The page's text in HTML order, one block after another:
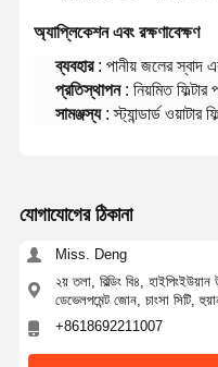
বাড়ি
অ্যাপ্লিকেশন এবং রক্ষণাবেক্ষণ
ব্যবহার : পানীয় জলের স্বাদ
প্রতিস্থাপন : নিয়মিত ফিল্টার
সামঞ্জস্য : স্ট্যান্ডার্ড ওয়াটার
যোগাযোগের ঠিকানা
Miss. Deng
২য় তলা, বিল্ডিং বি৪,
ডেভেলপমেন্ট জোন, চাংসা সিটি,
+8618692211007